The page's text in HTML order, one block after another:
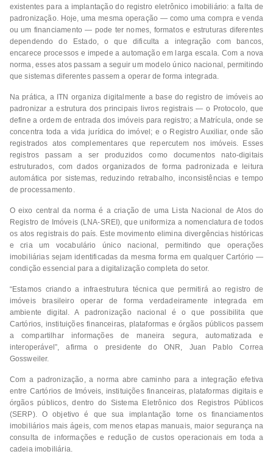
existentes para a implantação do registro eletrônico imobiliário: a falta de
padronização. Hoje, uma mesma operação — como uma compra e venda
ou um financiamento — pode ter nomes, formatos e estruturas diferentes
dependendo do Estado, o que dificulta a integração com bancos,
encarece processos e impede a automação em larga escala. Com a nova
norma, esses atos passam a seguir um modelo único nacional, permitindo
que sistemas diferentes passem a operar de forma integrada.
Na prática, a ITN organiza digitalmente a base do registro de imóveis ao
padronizar a estrutura dos principais livros registrais — o Protocolo, que
define a ordem de entrada dos imóveis para registro; a Matrícula, onde se
concentra toda a vida jurídica do imóvel; e o Registro Auxiliar, onde são
registrados atos complementares que repercutem nos imóveis. Esses
registros passam a ser produzidos como documentos nato-digitais
estruturados, com dados organizados de forma padronizada e leitura
automática por sistemas, reduzindo retrabalho, inconsistências e tempo
de processamento.
O eixo central da norma é a criação de uma Lista Nacional de Atos do
Registro de Imóveis (LNA-SREI), que uniformiza a nomenclatura de todos
os atos registrais do país. Este movimento elimina divergências históricas
e cria um vocabulário único nacional, permitindo que operações
imobiliárias sejam identificadas da mesma forma em qualquer Cartório —
condição essencial para a digitalização completa do setor.
“Estamos criando a infraestrutura técnica que permitirá ao registro de
imóveis brasileiro operar de forma verdadeiramente integrada em
ambiente digital. A padronização nacional é o que possibilita que
Cartórios, instituições financeiras, plataformas e órgãos públicos passem
a compartilhar informações de maneira segura, automatizada e
interoperável”, afirma o presidente do ONR, Juan Pablo Correa
Gossweiler.
Com a padronização, a norma abre caminho para a integração efetiva
entre Cartórios de Imóveis, instituições financeiras, plataformas digitais e
órgãos públicos, dentro do Sistema Eletrônico dos Registros Públicos
(SERP). O objetivo é que sua implantação torne os financiamentos
imobiliários mais ágeis, com menos etapas manuais, maior segurança na
consulta de informações e redução de custos operacionais em toda a
cadeia imobiliária.